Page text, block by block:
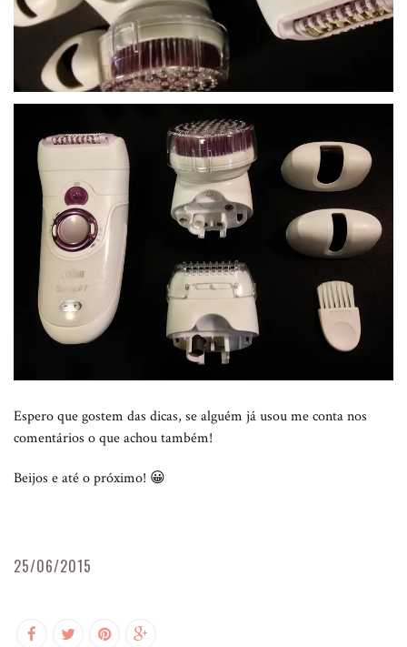
Espero que gostem das dicas, se alguém já usou me conta nos
comentários o que achou também!
Beijos e até o próximo! 😀
25/06/2015